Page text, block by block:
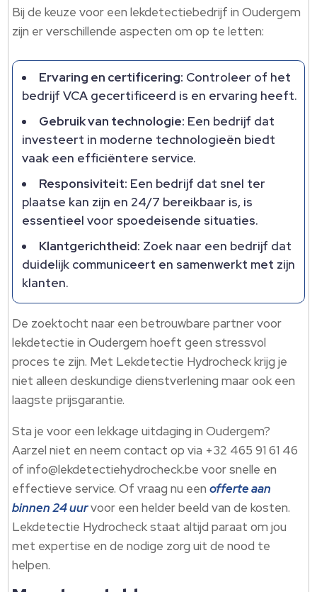
Bij de keuze voor een lekdetectiebedrijf in Oudergem
zijn er verschillende aspecten om op te letten:
Ervaring en certificering: Controleer of het
bedrijf VCA gecertificeerd is en ervaring heeft.
Gebruik van technologie: Een bedrijf dat
investeert in moderne technologieën biedt
vaak een efficiëntere service.
Responsiviteit: Een bedrijf dat snel ter
plaatse kan zijn en 24/7 bereikbaar is, is
essentieel voor spoedeisende situaties.
Klantgerichtheid: Zoek naar een bedrijf dat
duidelijk communiceert en samenwerkt met zijn
klanten.
De zoektocht naar een betrouwbare partner voor
lekdetectie in Oudergem hoeft geen stressvol
proces te zijn. Met Lekdetectie Hydrocheck krijg je
niet alleen deskundige dienstverlening maar ook een
laagste prijsgarantie.
Sta je voor een lekkage uitdaging in Oudergem?
Aarzel niet en neem contact op via +32 465 91 61 46
of info@lekdetectiehydrocheck.be voor snelle en
effectieve service. Of vraag nu eenofferte aan
binnen 24 uurvoor een helder beeld van de kosten.
Lekdetectie Hydrocheck staat altijd paraat om jou
met expertise en de nodige zorg uit de nood te
helpen.